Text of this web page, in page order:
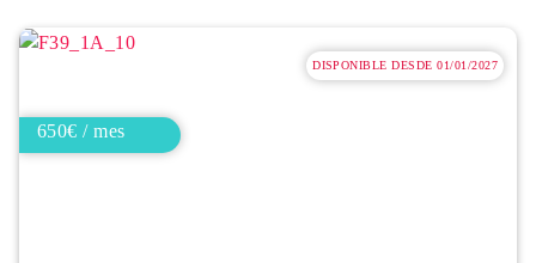
DISPONIBLE DESDE 01/01/2027
650€ / mes